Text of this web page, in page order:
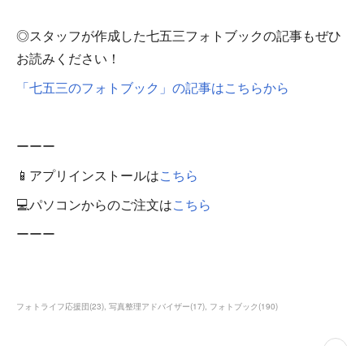
◎スタッフが作成した七五三フォトブックの記事もぜひ
お読みください！
「七五三のフォトブック」の記事はこちらから
ーーー
📱アプリインストールはこちら
💻パソコンからのご注文はこちら
ーーー
フォトライフ応援団(23) 写真整理アドバイザー(17) フォトブック (190)